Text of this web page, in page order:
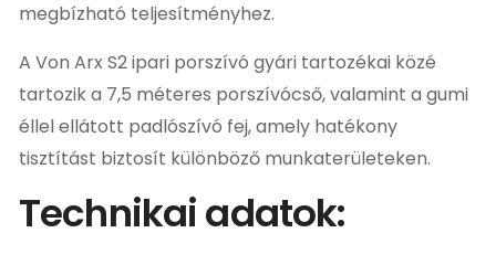
megbízható teljesítményhez.
A Von Arx S2 ipari porszívó gyári tartozékai közé
tartozik a 7,5 méteres porszívócső, valamint a gumi
éllel ellátott padlószívó fej, amely hatékony
tisztítást biztosít különböző munkaterületeken.
Technikai adatok: